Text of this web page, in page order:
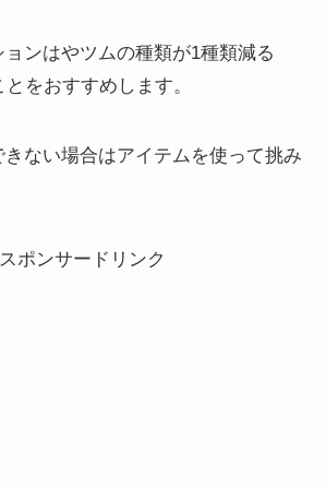
ンはやツムの種類が1種類減る
をおすすめします。
ない場合はアイテムを使って挑み
スポンサードリンク